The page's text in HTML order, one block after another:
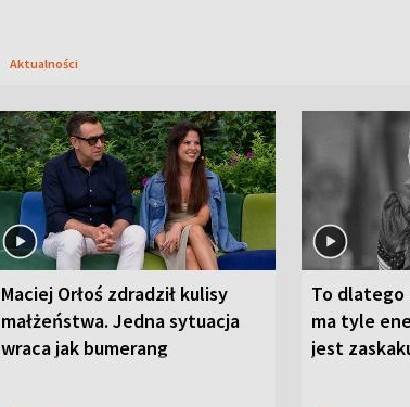
Aktualności
Maciej Orłoś zdradził kulisy
małżeństwa. Jedna sytuacja
wraca jak bumerang
To dlatego
ma tyle
jest